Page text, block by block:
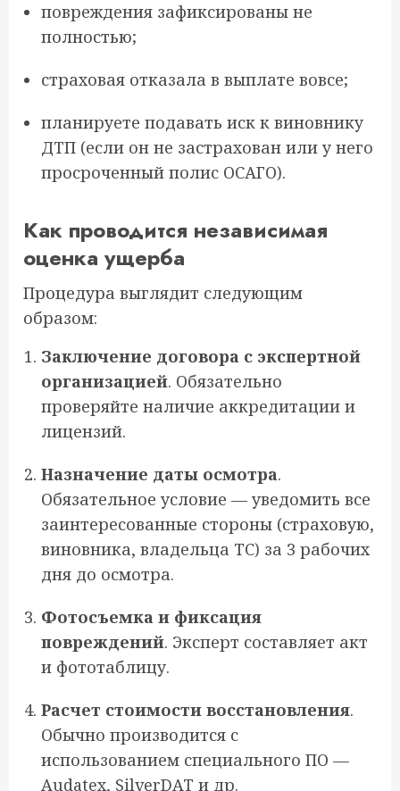
повреждения зафиксированы не
полностью;
страховая отказала в выплате вовсе;
планируете подавать иск к виновнику
ДТП (если он не застрахован или у него
просроченный полис ОСАГО).
Как проводится независимая
оценка ущерба
Процедура выглядит следующим
образом:
Заключение договора с экспертной
организацией. Обязательно
проверяйте наличие аккредитации и
лицензий.
Назначение даты осмотра.
Обязательное условие — уведомить все
заинтересованные стороны (страховую,
виновника, владельца ТС) за 3 рабочих
дня до осмотра.
Фотосъемка и фиксация
повреждений. Эксперт составляет акт
и фототаблицу.
Расчет стоимости восстановления.
Обычно производится с
использованием специального ПО —
Audatex, SilverDAT и др.